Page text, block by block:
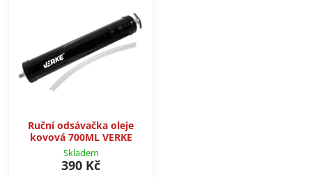
Ruční odsávačka oleje
kovová 700ML VERKE
Skladem
390 Kč